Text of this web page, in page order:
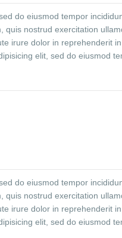
rerum facilis est et
do eiusmod tempor
quis nostrud exercitation
irure dolor in reprehenderit in
elit, sed do eiusmod
veniam, quis nostrud
Duis aute irure
consectetur adipisicing
dignissimos ducimus qui
et iusto odio dignissimos
quos dolores et quas
rerum facilis est et
do eiusmod tempor
quis nostrud exercitation
irure dolor in reprehenderit in
elit, sed do eiusmod
veniam, quis nostrud